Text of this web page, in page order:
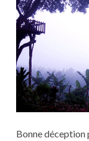
Bonne déception